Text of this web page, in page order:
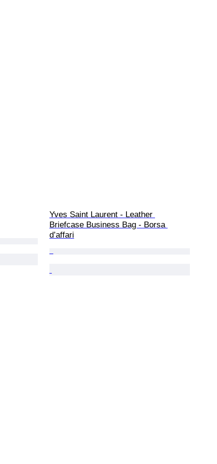
Yves Saint Laurent - Leather
Briefcase Business Bag - Borsa
d’affari